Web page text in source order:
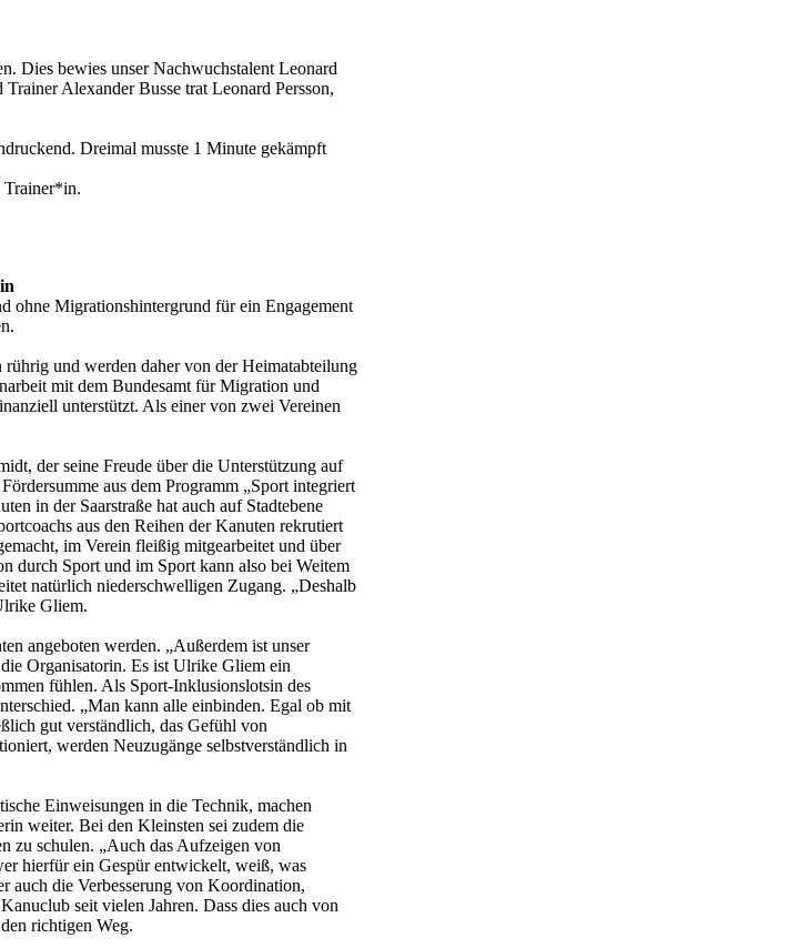
Dies bewies unser Nachwuchstalent Leonard
Alexander Busse trat Leonard Persson,
Dreimal musste 1 Minute gekämpft
Trainer*in.
ohne Migrationshintergrund für ein Engagement
und werden daher von der Heimatabteilung
mit dem Bundesamt für Migration und
unterstützt. Als einer von zwei Vereinen
der seine Freude über die Unterstützung auf
aus dem Programm „Sport integriert
in der Saarstraße hat auch auf Stadtebene
aus den Reihen der Kanuten rekrutiert
im Verein fleißig mitgearbeitet und über
durch Sport und im Sport kann also bei Weitem
natürlich niederschwelligen Zugang. „Deshalb
Gliem.
angeboten werden. „Außerdem ist unser
Organisatorin. Es ist Ulrike Gliem ein
fühlen. Als Sport-Inklusionslotsin des
„Man kann alle einbinden. Egal ob mit
gut verständlich, das Gefühl von
werden Neuzugänge selbstverständlich in
Einweisungen in die Technik, machen
weiter. Bei den Kleinsten sei zudem die
zu schulen. „Auch das Aufzeigen von
hierfür ein Gespür entwickelt, weiß, was
auch die Verbesserung von Koordination,
seit vielen Jahren. Dass dies auch von
richtigen Weg.